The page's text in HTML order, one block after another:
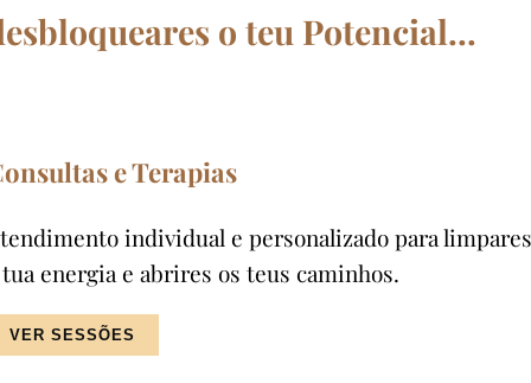
o teu Potencial…
e Terapias
individual e personalizado para limpares
energia e abrires os teus caminhos.
VER SESSÕES